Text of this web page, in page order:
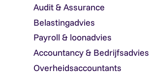
Audit & Assurance
Belastingadvies
Payroll & loonadvies
Accountancy & Bedrijfsadvies
Overheidsaccountants